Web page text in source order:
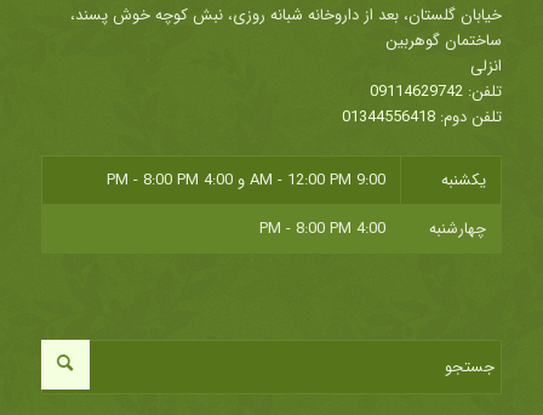
خیابان گلستان، بعد از داروخانه شبانه روزی، نبش کوچه خوش پسند،
ساختمان گوهربین
انزلی
تلفن: 09114629742
تلفن دوم: 01344556418
یکشنبه 9:00 AM - 12:00 PM و 4:00 PM - 8:00 PM
چهارشنبه
4:00 PM - 8:00 PM